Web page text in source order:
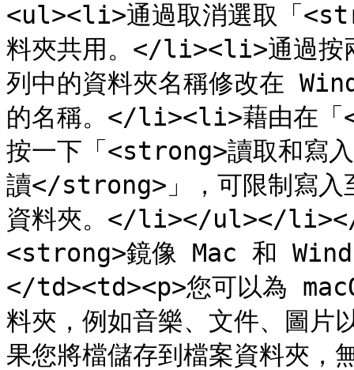
<ul><li>通過取消選取「
料夾共用。</li><li>通過按
列中的資料夾名稱修改在
的名稱。</li><li>藉由在「
按一下「<strong>讀取和寫
讀</strong>」，可限制寫入
資料夾。</li></ul></
<strong>鏡像 Mac 和
</td><td><p>您可以為
料夾，例如音樂、文件、圖片
果您將檔儲存到檔案資料夾，